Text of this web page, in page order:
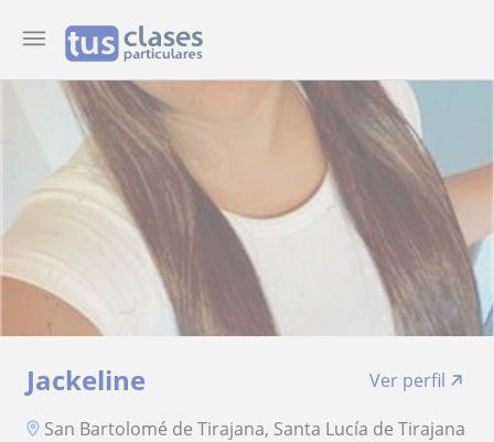
Jackeline
Ver perfil
San Bartolomé de Tirajana, Santa Lucía de Tirajana